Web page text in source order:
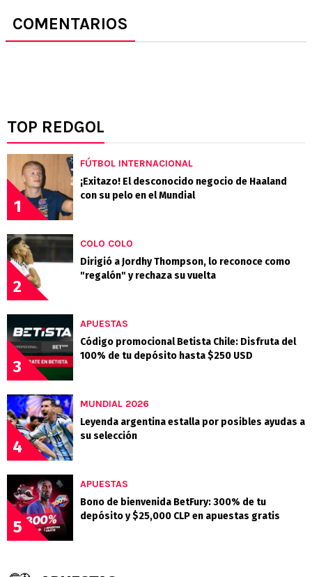
COMENTARIOS
TOP REDGOL
1
FÚTBOL INTERNACIONAL
¡Exitazo! El desconocido negocio de Haaland
con su pelo en el Mundial
2
COLO COLO
Dirigió a Jordhy Thompson, lo reconoce como
"regalón" y rechaza su vuelta
3
APUESTAS
Código promocional Betista Chile: Disfruta del
100% de tu depósito hasta $250 USD
4
MUNDIAL 2026
Leyenda argentina estalla por posibles ayudas a
su selección
5
APUESTAS
Bono de bienvenida BetFury: 300% de tu
depósito y $25,000 CLP en apuestas gratis